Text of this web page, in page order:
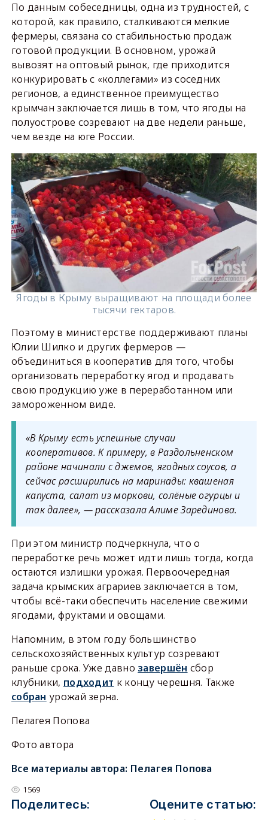
По данным собеседницы, одна из трудностей, с
которой, как правило, сталкиваются мелкие
фермеры, связана со стабильностью продаж
готовой продукции. В основном, урожай
вывозят на оптовый рынок, где приходится
конкурировать с «коллегами» из соседних
регионов, а единственное преимущество
крымчан заключается лишь в том, что ягоды на
полуострове созревают на две недели раньше,
чем везде на юге России.
Ягоды в Крыму выращивают на площади более
тысячи гектаров.
Поэтому в министерстве поддерживают планы
Юлии Шилко и других фермеров —
объединиться в кооператив для того, чтобы
организовать переработку ягод и продавать
свою продукцию уже в переработанном или
замороженном виде.
«В Крыму есть успешные случаи
кооперативов. К примеру, в Раздольненском
районе начинали с джемов, ягодных соусов, а
сейчас расширились на маринады: квашеная
капуста, салат из моркови, солёные огурцы и
так далее», — рассказала Алиме Зарединова.
При этом министр подчеркнула, что о
переработке речь может идти лишь тогда, когда
остаются излишки урожая. Первоочередная
задача крымских аграриев заключается в том,
чтобы всё-таки обеспечить население свежими
ягодами, фруктами и овощами.
Напомним, в этом году большинство
сельскохозяйственных культур созревают
раньше срока. Уже давно завершён сбор
клубники, подходит к концу черешня. Также
собран урожай зерна.
Пелагея Попова
Фото автора
Все материалы автора: Пелагея Попова
1569
Поделитесь: Оцените статью: